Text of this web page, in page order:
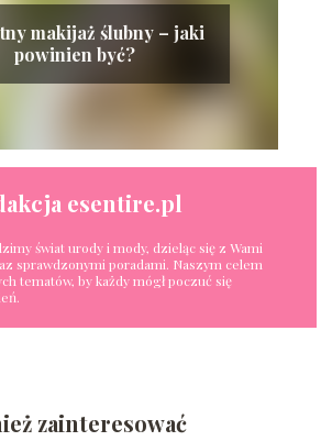
makijaż ślubny – jaki
powinien być?
esentire.pl
świat urody i mody, dzieląc się z Wami
sprawdzonymi poradami. Naszym celem
tematów, by każdy mógł poczuć się
zainteresować